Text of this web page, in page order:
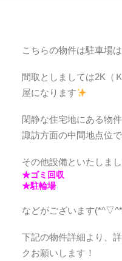
こちらの物件は駐車場
間取としましては2K（
屋になります
閑静な住宅地にある物
諏訪方面の中間地点位
その他設備といたしま
★ゴミ回収
★駐輪場
などがございます
下記の物件詳細より、
クお願いします！